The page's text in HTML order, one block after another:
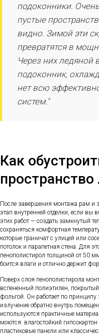
подоконники.
пустые
видно. Зимой эти
превратятся в
Через них ледяной
подоконник,
нет всю
систем."
Как
После завершения монтажа рам и
этап внутренней отделки, если вы
этих работ — создать замкнутый
сохраняться комфортная
которые граничат с улицей или
потолок и парапетная стена. Для
пенополистирол толщиной от 50
боится влаги и отлично держит
Поверх слоя пенополистирола
вспененный полиэтилен,
фольгой. Он работает по
излучение обратно внутрь
используются практичные
моются: влагостойкий
пластиковые панели или